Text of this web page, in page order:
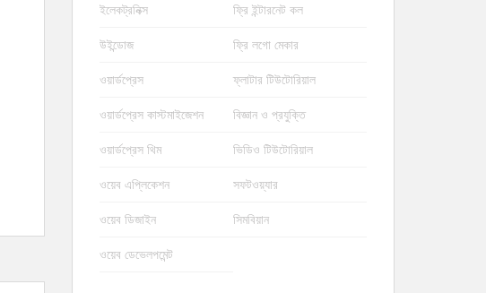
ইলেকট্রনিক্স
উইন্ডোজ
ওয়ার্ডপ্রেস
ওয়ার্ডপ্রেস কাস্টমাইজেশন
ওয়ার্ডপ্রেস থিম
ওয়েব এপ্লিকেশন
ওয়েব ডিজাইন
ওয়েব ডেভেলপমেন্ট
ফ্রি ইন্টারনেট কল
ফ্রি লগো মেকার
ফ্লাটার টিউটোরিয়াল
বিজ্ঞান ও প্রযুক্তি
ভিডিও টিউটোরিয়াল
সফটওয়্যার
সিমবিয়ান